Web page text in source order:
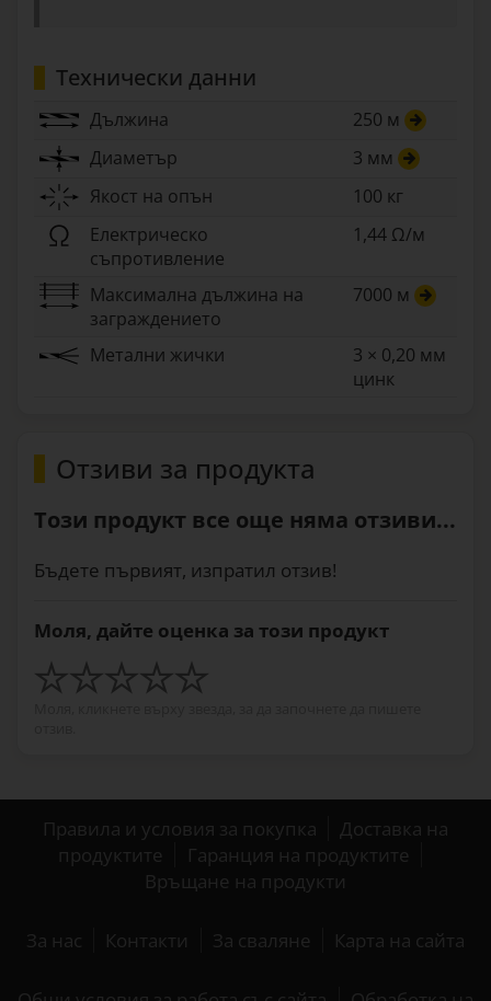
Технически данни
Дължина
250 м
Диаметър
3 мм
Якост на опън
100 кг
Електрическо
съпротивление
1,44 Ω/м
Максимална дължина на
заграждението
7000 м
Метални жички
3 × 0,20 мм
цинк
Отзиви за продукта
Този продукт все още няма отзиви...
Бъдете първият, изпратил отзив!
Моля, дайте оценка за този продукт
Правила и условия за покупка
Доставка на
продуктите
Гаранция на продуктите
Връщане на продукти
За нас Контакти За сваляне Карта на сайта